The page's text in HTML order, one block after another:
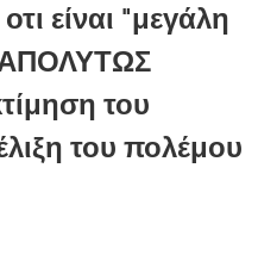
είναι "μεγάλη
του
του πολέμου